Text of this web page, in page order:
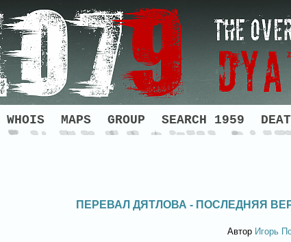
WHOIS MAPS GROUP SEARCH 1959
ПЕРЕВАЛ ДЯТЛОВА - ПОСЛЕДНЯЯ
Автор Игорь